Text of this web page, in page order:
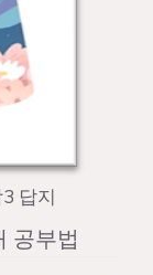
답지
공부법